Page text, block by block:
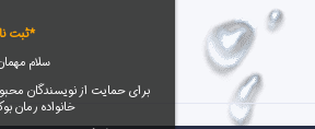
*ثبت
سلام
برای حمایت از نویسندگان
خانواده رمان